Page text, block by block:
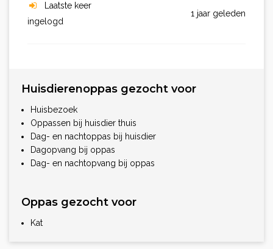
Laatste keer
ingelogd
1 jaar geleden
Huisdierenoppas gezocht voor
Huisbezoek
Oppassen bij huisdier thuis
Dag- en nachtoppas bij huisdier
Dagopvang bij oppas
Dag- en nachtopvang bij oppas
Oppas gezocht voor
Kat